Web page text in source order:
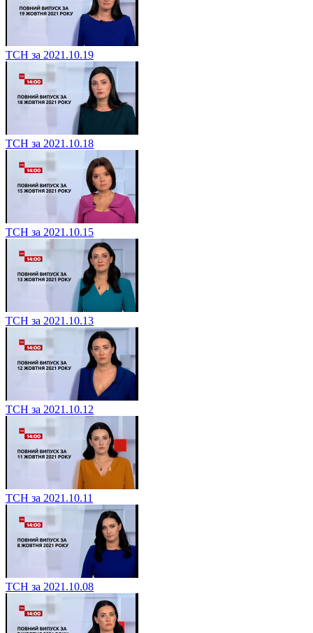
ТСН за 2021.10.19
ТСН за 2021.10.18
ТСН за 2021.10.15
ТСН за 2021.10.13
ТСН за 2021.10.12
ТСН за 2021.10.11
ТСН за 2021.10.08